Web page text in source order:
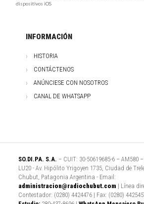
dispositivos iOS
INFORMACIÓN
HISTORIA
CONTÁCTENOS
ANÚNCIESE CON NOSOTROS
CANAL DE WHATSAPP
SO.DI.PA. S.A. – CUIT: 30-50619685-6 – AM580
LU20 - Av. Hipólito Yrigoyen 1735, Ciudad de
Chubut, Patagonia Argentina - Email:
administracion@radiochubut.com | Línea
Contestador: (0280) 4424476 | Fax: (0280)